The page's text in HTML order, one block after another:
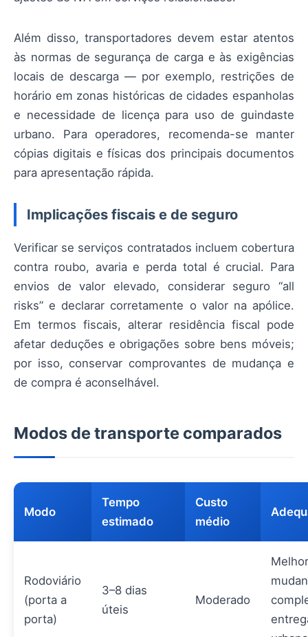
Além disso, transportadores devem estar atentos
às normas de segurança de carga e às exigências
locais de descarga — por exemplo, restrições de
horário em zonas históricas de cidades espanholas
e necessidade de licença para uso de guindaste
urbano. Para operadores, recomenda-se manter
cópias digitais e físicas dos principais documentos
para apresentação rápida.
Implicações fiscais e de seguro
Verificar se serviços contratados incluem cobertura
contra roubo, avaria e perda total é crucial. Para
envios de valor elevado, considerar seguro “all
risks” e declarar corretamente o valor na apólice.
Em termos fiscais, alterar residência fiscal pode
afetar deduções e obrigações sobre bens móveis;
por isso, conservar comprovantes de mudança e
de compra é aconselhável.
Modos de transporte comparados
Modo
Tempo
estimado
Custo
médio
Rodoviário
(porta a
porta)
3–8 dias
úteis
Moderado